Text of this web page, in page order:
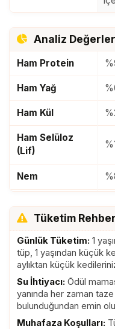
5.
6.
Analiz
Ham Protein
Ham Yağ
Ham Kül
Ham Selüloz
(Lif)
Nem
Tüketim
Günlük Tüketim: 1
tüp, 1 yaşından küçük
aylıktan küçük
Su İhtiyacı: Ödül
yanında her zaman
bulunduğundan emin
Muhafaza Koşulları: